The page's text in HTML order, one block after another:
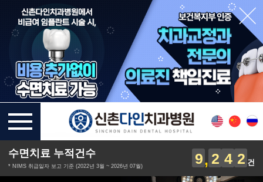
수면치료 누적건수
* NIMS 취급일자 보고 기준 (2022년 3월 ~ 2026년 07월) 9 2 4 2 건